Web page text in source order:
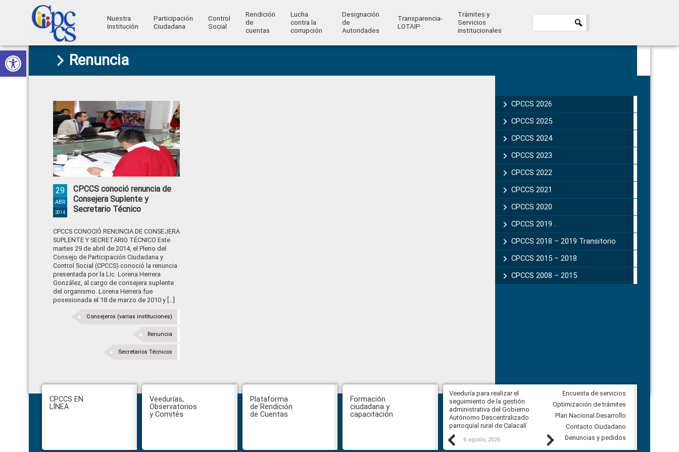
Abrir barra de herramientas
Skip
to
primary
Skip
to
main
Skip
to
primary
Skip
to
footer
Consejo
Ciudadana
Control
Social
Construyendo
Ciudadano
Nuestra
Institución
Participación
Ciudadana
Control
Social
Rendición
de
cuentas
Lucha
contra la
corrupción
Designación
de
Autoridades
Transparencia-
LOTAIP
Trámites y
Servicios
institucionales
Renuncia
CPCCS conoció renuncia de
Consejera Suplente y
Secretario Técnico
29
ABR
2014
CPCCS CONOCIÓ RENUNCIA DE CONSEJERA
SUPLENTE Y SECRETARIO TÉCNICO Este
martes 29 de abril de 2014, el Pleno del
Consejo de Participación Ciudadana y
Control Social (CPCCS) conoció la renuncia
presentada por la Lic. Lorena Herrera
González, al cargo de consejera suplente
del organismo. Lorena Herrera fue
posesionada el 18 de marzo de 2010 y [...]
Consejeros (varias instituciones)
Renuncia
Secretarios Técnicos
Sidebar
CPCCS 2026
CPCCS 2025
CPCCS 2024
CPCCS 2023
CPCCS 2022
CPCCS 2021
CPCCS 2020
CPCCS 2019 .
CPCCS 2018 – 2019 Transitorio
CPCCS 2015 – 2018
CPCCS 2008 – 2015
Footer
CPCCS EN
LÍNEA
Veedurías,
Observatorios
y Comités
Plataforma
de Rendición
de Cuentas
Formación
ciudadana y
capacitación
Previous
Hasta el 31 de julio se podrán
presentar impugnaciones en
contra de los postulantes al
concurso para designar Fiscal
Veeduría para realizar el
seguimiento de la gestión
administrativa del Gobierno
Autónomo Descentralizado
parroquial rural de Calacalí
6 agosto, 2026
Veeduría para vigilar los acuerdos,
derivados de la Audiencia Pública
comunidad Urbina, parroquia la
Carolina
5 agosto, 2026
Next
Encuesta de servicios
Optimización de trámites
Plan Nacional Desarrollo
Contacto Ciudadano
Denuncias y pedidos